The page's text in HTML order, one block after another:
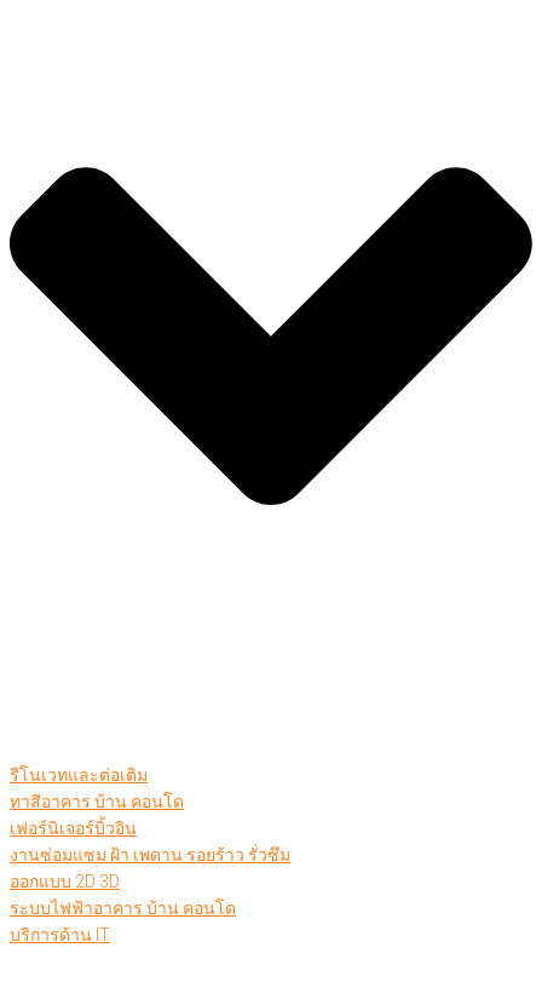
รีโนเวทและต่อเติม
ทาสีอาคาร บ้าน คอนโด
เฟอร์นิเจอร์บิ้วอิน
งานซ่อมแซม ฝ้า เพดาน รอยร้าว รั่วซึม
ออกแบบ 2D 3D
ระบบไฟฟ้าอาคาร บ้าน คอนโด
บริการด้าน IT